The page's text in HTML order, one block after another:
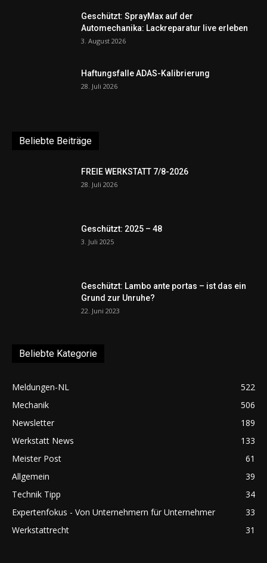
Geschützt: SprayMax auf der
Automechanika: Lackreparatur live erleben
3. August 2026
Haftungsfalle ADAS-Kalibrierung
28. Juli 2026
Beliebte Beiträge
FREIE WERKSTATT 7/8-2026
28. Juli 2026
Geschützt: 2025 – 48
3. Juli 2025
Geschützt: Lambo ante portas – ist das ein
Grund zur Unruhe?
22. Juni 2023
Beliebte Kategorie
Meldungen-NL
522
Mechanik
506
Newsletter
189
Werkstatt News
133
Meister Post
61
Allgemein
39
Technik Tipp
34
Expertenfokus - Von Unternehmern für Unternehmer
33
Werkstattrecht
31